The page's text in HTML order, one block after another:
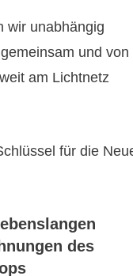
wir unabhängig
und von
am Lichtnetz
des